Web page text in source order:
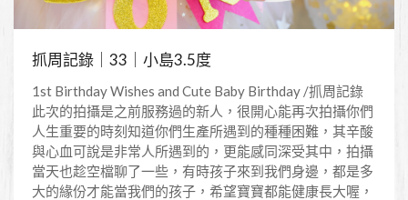
抓周記錄｜33｜小島3.5度
1st Birthday Wishes and Cute Baby Birthday /抓周記錄
此次的拍攝是之前服務過的新人，很開心能再次拍攝你們
人生重要的時刻知道你們生產所遇到的種種困難，其辛酸
與心血可說是非常人所遇到的，更能感同深受其中，拍攝
當天也趁空檔聊了一些，有時孩子來到我們身邊，都是多
大的緣份才能當我們的孩子，希望寶寶都能健康長大喔，